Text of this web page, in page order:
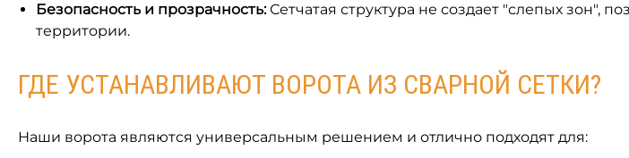
Безопасность и прозрачность:Сетчатая структура не создает "слепых зон",
территории.
ГДЕ УСТАНАВЛИВАЮТ ВОРОТА ИЗ СВАРНОЙ СЕТКИ?
Наши ворота являются универсальным решением и отлично подходят для: